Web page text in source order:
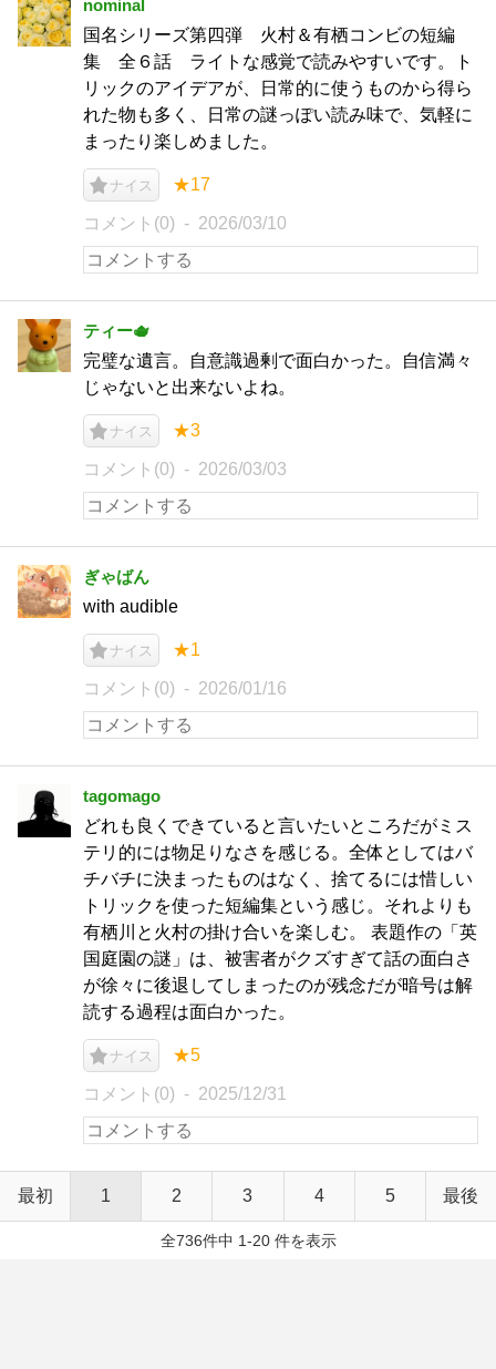
nominal
国名シリーズ第四弾 火村＆有栖コンビの短編
集 全６話 ライトな感覚で読みやすいです。ト
リックのアイデアが、日常的に使うものから得ら
れた物も多く、日常の謎っぽい読み味で、気軽に
まったり楽しめました。
ナイス ★17
コメント(0) 2026/03/10
ティー🫖
完璧な遺言。自意識過剰で面白かった。自信満々
じゃないと出来ないよね。
ナイス ★3
コメント(0) 2026/03/03
ぎゃばん
with audible
ナイス ★1
コメント(0) 2026/01/16
tagomago
どれも良くできていると言いたいところだがミス
テリ的には物足りなさを感じる。全体としてはバ
チバチに決まったものはなく、捨てるには惜しい
トリックを使った短編集という感じ。それよりも
有栖川と火村の掛け合いを楽しむ。 表題作の「英
国庭園の謎」は、被害者がクズすぎて話の面白さ
が徐々に後退してしまったのが残念だが暗号は解
読する過程は面白かった。
ナイス ★5
コメント(0) 2025/12/31
最初 1 2 3 4 5 最後
全736件中 1-20 件を表示